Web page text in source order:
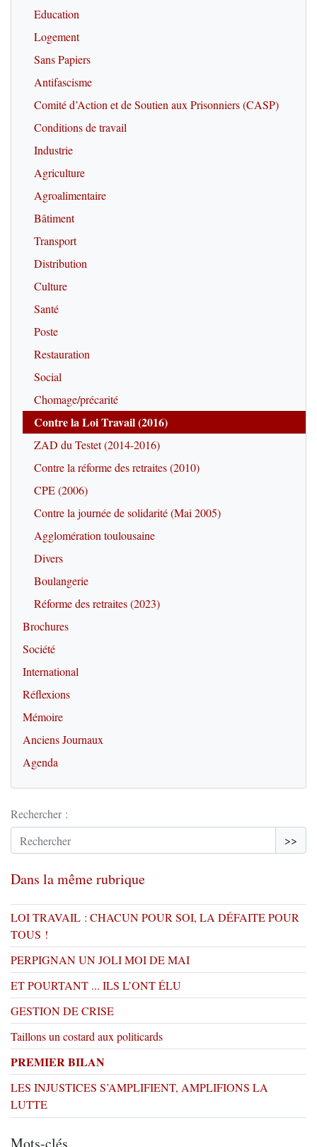
Education
Logement
Sans Papiers
Antifascisme
Comité d’Action et de Soutien aux Prisonniers (CASP)
Conditions de travail
Industrie
Agriculture
Agroalimentaire
Bâtiment
Transport
Distribution
Culture
Santé
Poste
Restauration
Social
Chomage/précarité
Contre la Loi Travail (2016)
ZAD du Testet (2014-2016)
Contre la réforme des retraites (2010)
CPE (2006)
Contre la journée de solidarité (Mai 2005)
Agglomération toulousaine
Divers
Boulangerie
Réforme des retraites (2023)
Brochures
Société
International
Réflexions
Mémoire
Anciens Journaux
Agenda
Rechercher :
>>
Dans la même rubrique
LOI TRAVAIL : CHACUN POUR SOI, LA DÉFAITE POUR
TOUS !
PERPIGNAN UN JOLI MOI DE MAI
ET POURTANT ... ILS L’ONT ÉLU
GESTION DE CRISE
Taillons un costard aux politicards
PREMIER BILAN
LES INJUSTICES S’AMPLIFIENT, AMPLIFIONS LA
LUTTE